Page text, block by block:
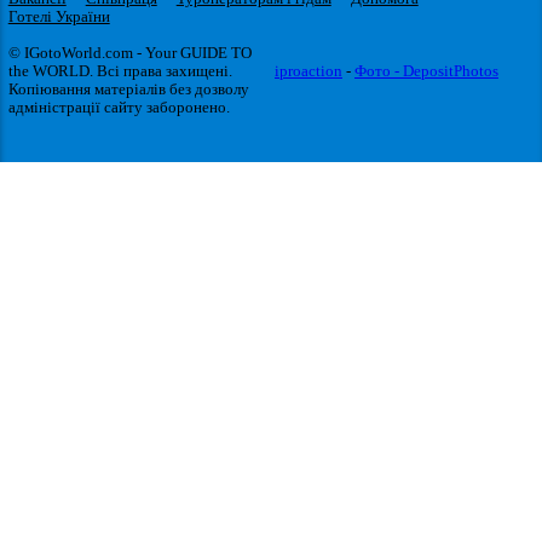
Готелі України
© IGotoWorld.com - Your GUIDE TO
the WORLD. Всі права захищені.
Копіювання матеріалів без дозволу
адміністрації сайту заборонено.
iproaction - Фото - DepositPhotos